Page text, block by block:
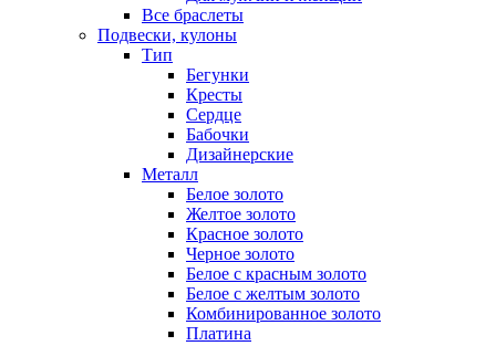
Все браслеты
Подвески, кулоны
Тип
Бегунки
Кресты
Сердце
Бабочки
Дизайнерские
Металл
Белое золото
Желтое золото
Красное золото
Черное золото
Белое с красным золото
Белое с желтым золото
Комбинированное золото
Платина